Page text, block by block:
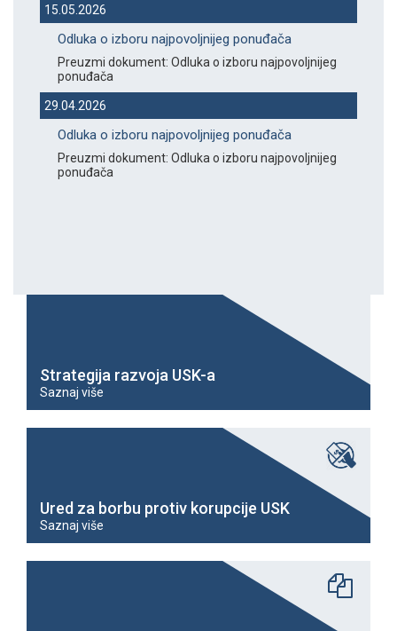
15.05.2026
Odluka o izboru najpovoljnijeg ponuđača
Preuzmi dokument: Odluka o izboru najpovoljnijeg
ponuđača
29.04.2026
Odluka o izboru najpovoljnijeg ponuđača
Preuzmi dokument: Odluka o izboru najpovoljnijeg
ponuđača
Strategija razvoja USK-a
Saznaj više
Ured za borbu protiv korupcije USK
Saznaj više